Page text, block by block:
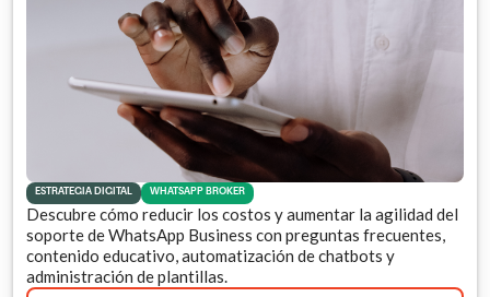
ESTRATEGIA DIGITAL WHATSAPP BROKER
Descubre cómo reducir los costos y aumentar la agilidad del
soporte de WhatsApp Business con preguntas frecuentes,
contenido educativo, automatización de chatbots y
administración de plantillas.